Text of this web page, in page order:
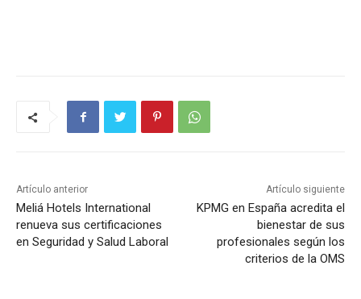
Artículo anterior
Meliá Hotels International
renueva sus certificaciones
en Seguridad y Salud Laboral
Artículo siguiente
KPMG en España acredita el
bienestar de sus
profesionales según los
criterios de la OMS